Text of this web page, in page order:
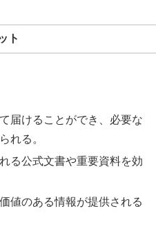
ト
届けることができ、必要な
れる。
る公式文書や重要資料を効
値のある情報が提供される